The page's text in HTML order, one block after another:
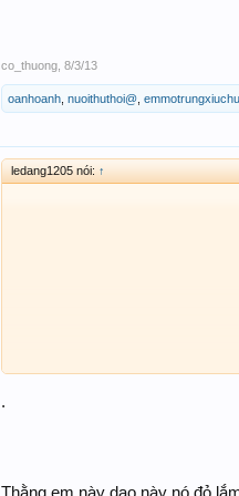
co_thuong 8/3/13
oanhoanh nuoithuthoi@ emmotrungxiuchu
ledang1205 nói: ↑
.
Thằng em này dạo này nó đỏ